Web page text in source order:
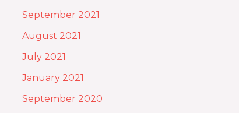
September 2021
August 2021
July 2021
January 2021
September 2020